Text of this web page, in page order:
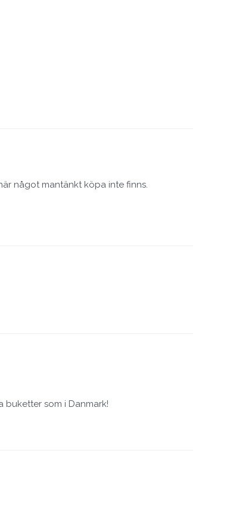
något mantänkt köpa inte finns.
buketter som i Danmark!